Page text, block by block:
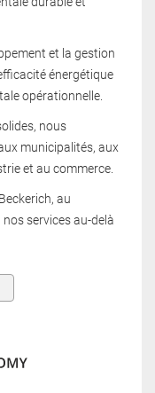
et la gestion
énergétique
opérationnelle.
nous
municipalités, aux
et au commerce.
au
services au-delà